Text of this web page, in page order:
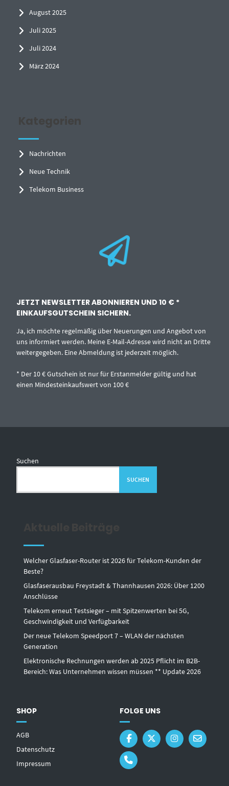
August 2025
Juli 2025
Juli 2024
März 2024
Kategorien
Nachrichten
Neue Technik
Telekom Business
JETZT NEWSLETTER ABONNIEREN UND 10 € *
EINKAUFSGUTSCHEIN SICHERN.
Ja, ich möchte regelmäßig über Neuerungen und Angebot von
uns informiert werden. Meine E-Mail-Adresse wird nicht an Dritte
weitergegeben. Eine Abmeldung ist jederzeit möglich.
* Der 10 € Gutschein ist nur für Erstanmelder gültig und hat
einen Mindesteinkaufswert von 100 €
Suchen
SUCHEN
Welcher Glasfaser-Router ist 2026 für Telekom-Kunden der
Beste?
Glasfaserausbau Freystadt & Thannhausen 2026: Über 1200
Anschlüsse
Telekom erneut Testsieger – mit Spitzenwerten bei 5G,
Geschwindigkeit und Verfügbarkeit
Der neue Telekom Speedport 7 – WLAN der nächsten
Generation
Elektronische Rechnungen werden ab 2025 Pflicht im B2B-
Bereich: Was Unternehmen wissen müssen ** Update 2026
SHOP
AGB
Datenschutz
Impressum
FOLGE UNS